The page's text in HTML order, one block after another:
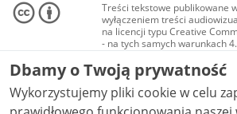
Treści tekstowe publikowane
wyłączeniem treści
na licencji typu Creative
- na tych samych warunkach
Materiały audiowizualne, w
audio i wideo, są
Creative Commons: uznanie
niekomercyjne - bez utworów
NC-ND 4.0), o ile nie jest to
Dbamy o Twoją prywatność
Wykorzystujemy pliki cookie w celu